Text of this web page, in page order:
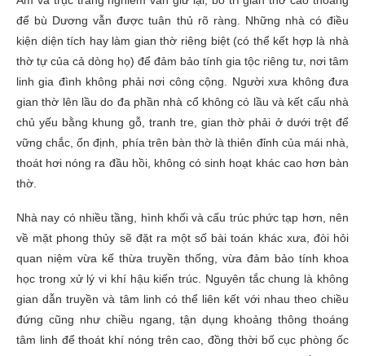
để bù Dương vẫn được tuân thủ rõ ràng. Những nhà có điều
kiện diện tích hay làm gian thờ riêng biệt (có thể kết hợp là nhà
thờ tự của cả dòng họ) để đảm bảo tính gia tộc riêng tư, nơi tâm
linh gia đình không phải nơi công cộng. Người xưa không đưa
gian thờ lên lầu do đa phần nhà cổ không có lầu và kết cấu nhà
chủ yếu bằng khung gỗ, tranh tre, gian thờ phải ở dưới trệt để
vững chắc, ổn định, phía trên bàn thờ là thiên đỉnh của mái nhà,
thoát hơi nóng ra đầu hồi, không có sinh hoạt khác cao hơn bàn
thờ.
Nhà nay có nhiều tầng, hình khối và cấu trúc phức tạp hơn, nên
về mặt phong thủy sẽ đặt ra một số bài toán khác xưa, đòi hỏi
quan niệm vừa kế thừa truyền thống, vừa đảm bảo tính khoa
học trong xử lý vi khí hậu kiến trúc. Nguyên tắc chung là không
gian dẫn truyền và tâm linh có thể liên kết với nhau theo chiều
đứng cũng như chiều ngang, tận dụng khoảng thông thoáng
tâm linh để thoát khí nóng trên cao, đồng thời bố cục phòng ốc